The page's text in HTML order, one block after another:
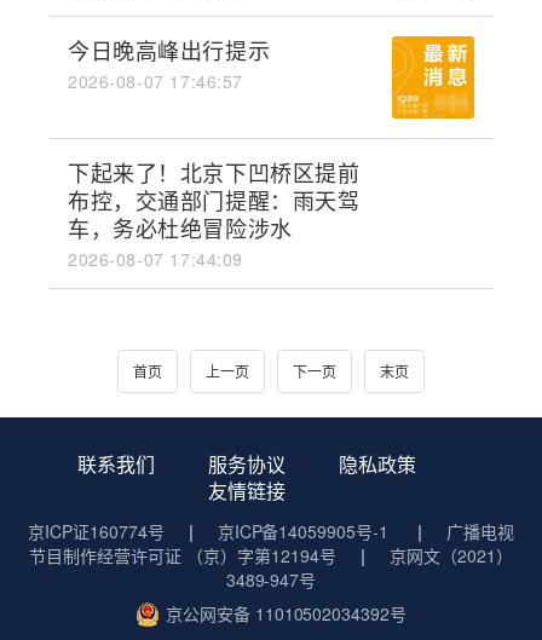
今日晚高峰出行提示
2026-08-07 17:46:57
下起来了！北京下凹桥区提前
布控，交通部门提醒：雨天驾
车，务必杜绝冒险涉水
2026-08-07 17:44:09
首页 上一页 下一页 末页
联系我们 服务协议
隐私政策
友情链接
京ICP证160774号 | 京ICP备14059905号-1 |
广播电视
节目制作经营许可证 （京）字第12194号
|
京网文（2021）
3489-947号
京公网安备 11010502034392号